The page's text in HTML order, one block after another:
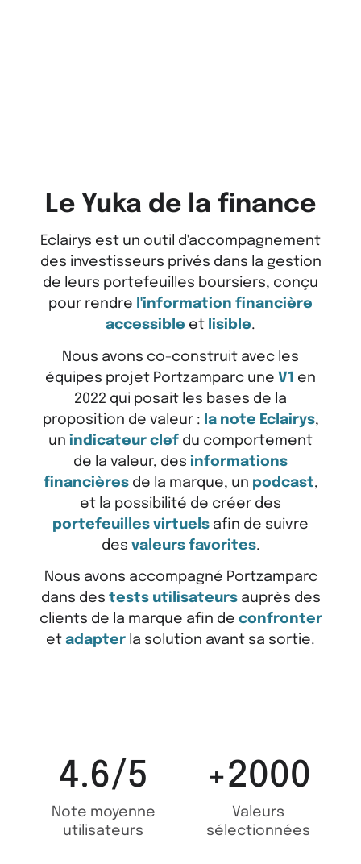
Le Yuka de la finance
Eclairys est un outil d'accompagnement
des investisseurs privés dans la gestion
de leurs portefeuilles boursiers, conçu
pour rendre l'information financière
accessible et lisible.
Nous avons co-construit avec les
équipes projet Portzamparc une V1 en
2022 qui posait les bases de la
proposition de valeur : la note Eclairys,
un indicateur clef du comportement
de la valeur, des informations
financièresde la marque, un podcast,
et la possibilité de créer des
portefeuilles virtuels afin de suivre
des valeurs favorites.
Nous avons accompagné Portzamparc
dans des tests utilisateursauprès des
clients de la marque afin de confronter
et adapter la solution avant sa sortie.
4.6/5
Note moyenne
utilisateurs
+2000
Valeurs
sélectionnées